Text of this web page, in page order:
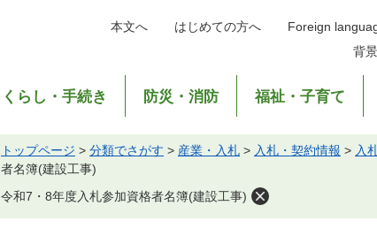
本文へ はじめての方へ Foreign
背
くらし・手続き 防災・消防 福祉・子育て
トップページ > 分類でさがす > 産業・入札 > 入札・契約情報 > 入
者名簿(建設工事)
令和7・8年度入札参加資格者名簿(建設工事)